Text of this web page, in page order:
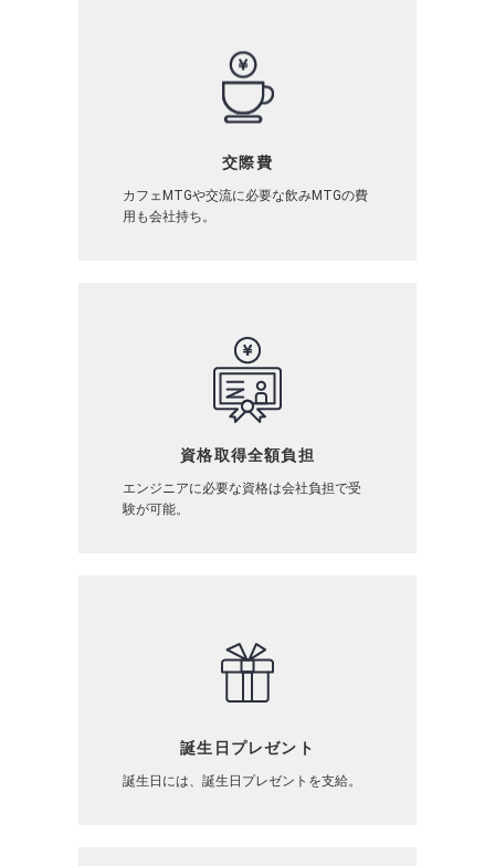
交際費
カフェMTGや交流に必要な飲みMTGの費
用も会社持ち。
資格取得全額負担
エンジニアに必要な資格は会社負担で受
験が可能。
誕生日プレゼント
誕生日には、誕生日プレゼントを支給。